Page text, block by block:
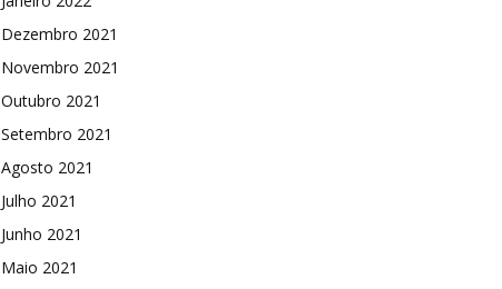
Dezembro 2021
Novembro 2021
Outubro 2021
Setembro 2021
Agosto 2021
Julho 2021
Junho 2021
Maio 2021